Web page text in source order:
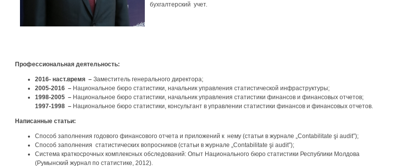
бухгалтерский учет.
Профессиональная деятельность:
2016- наст.время – Заместитель генерального директора;
2005-2016 – Национальное бюро статистики, начальник управления статистической инфраструктуры;
1998-2005 – Национальное бюро статистики, начальник управления статистики финансов и финансовых отчетов;
1997-1998 – Национальное бюро статистики, консультант в управлении статистики финансов и финансовых отчетов.
Написанные статьи:
Способ заполнения годового финансового отчета и приложений к нему (статьи в журнале „Contabilitate şi audit”);
Способ заполнения статистических вопросников (статьи в журнале „Contabilitate şi audit”);
Система краткосрочных комплексных обследований: Опыт Национального бюро статистики Республики Молдова
(Румынский журнал по статистике, 2012).